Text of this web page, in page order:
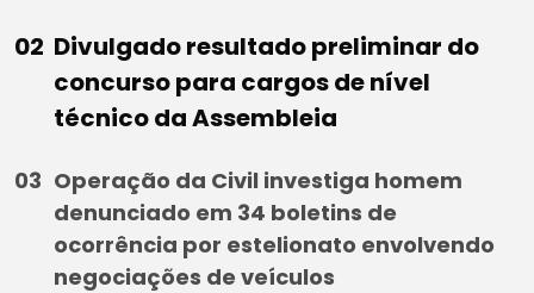
Divulgado resultado preliminar do
concurso para cargos de nível
técnico da Assembleia
Operação da Civil investiga homem
denunciado em 34 boletins de
ocorrência por estelionato envolvendo
negociações de veículos